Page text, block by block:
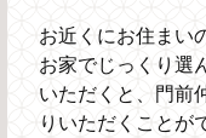
お近くにお住まい
お家でじっくり選
いただくと、門前
りいただくことが